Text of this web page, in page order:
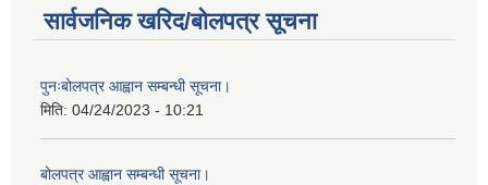
सार्वजनिक खरिद/बोलपत्र सूचना
पुनःबोलपत्र आह्वान सम्बन्धी सूचना।
मिति: 04/24/2023 - 10:21
बोलपत्र आह्वान सम्बन्धी सूचना।